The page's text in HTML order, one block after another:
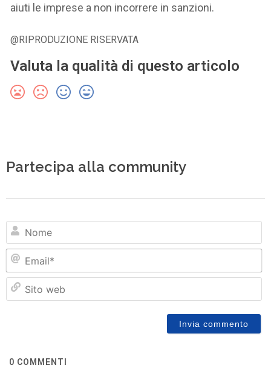
aiuti le imprese a non incorrere in sanzioni.
@RIPRODUZIONE RISERVATA
Valuta la qualità di questo articolo
Partecipa alla community
0 COMMENTI